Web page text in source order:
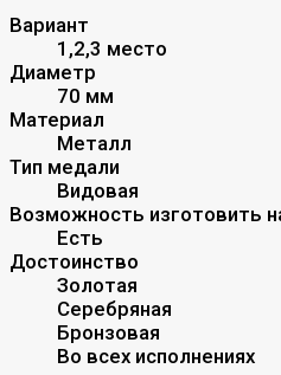
Вариант
1,2,3 место
Диаметр
70 мм
Материал
Металл
Тип медали
Видовая
Возможность изготовить
Есть
Достоинство
Золотая
Серебряная
Бронзовая
Во всех исполнениях